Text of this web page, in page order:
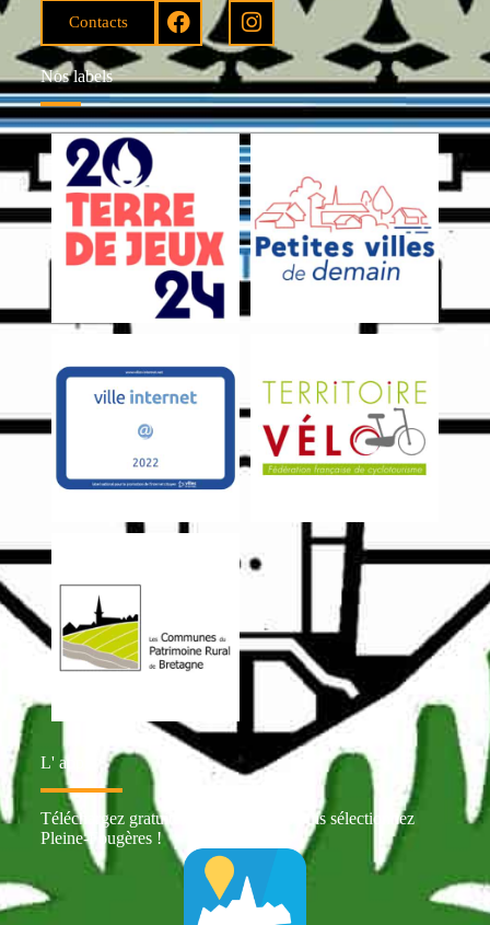
Contacts
Nos labels
L' appli
Téléchargez gratuitement Intramuros puis sélectionnez
Pleine-Fougères !